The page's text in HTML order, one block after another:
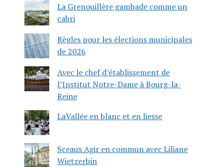
La Grenouillère gambade comme un
cabri
Règles pour les élections municipales
de 2026
Avec le chef d’établissement de
l’Institut Notre-Dame à Bourg-la-
Reine
LaVallée en blanc et en liesse
Sceaux Agir en commun avec Liliane
Wietzerbin